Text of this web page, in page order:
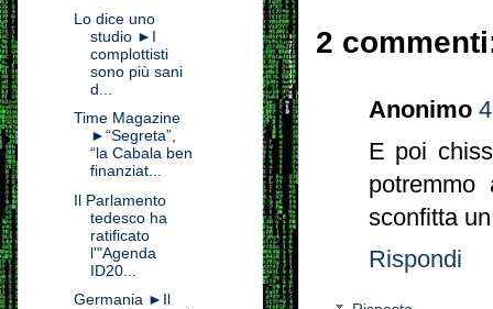
2
Anonimo
E poi
sconfitta
Rispondi
Lo dice uno
studio ►I
complottisti
sono più sani
d...
Time Magazine
►“Segreta”,
“la Cabala ben
finanziat...
Il Parlamento
tedesco ha
ratificato
l'"Agenda
ID20...
Germania ►Il